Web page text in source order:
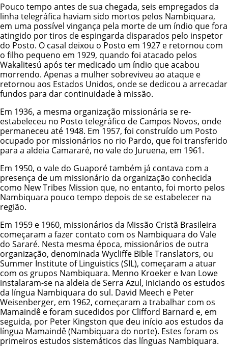
Pouco tempo antes de sua chegada, seis empregados da
linha telegráfica haviam sido mortos pelos Nambiquara,
em uma possível vingança pela morte de um índio que fora
atingido por tiros de espingarda disparados pelo inspetor
do Posto. O casal deixou o Posto em 1927 e retornou com
o filho pequeno em 1929, quando foi atacado pelos
Wakalitesú após ter medicado um índio que acabou
morrendo. Apenas a mulher sobreviveu ao ataque e
retornou aos Estados Unidos, onde se dedicou a arrecadar
fundos para dar continuidade à missão.
Em 1936, a mesma organização missionária se re-
estabeleceu no Posto telegráfico de Campos Novos, onde
permaneceu até 1948. Em 1957, foi construído um Posto
ocupado por missionários no rio Pardo, que foi transferido
para a aldeia Camararé, no vale do Juruena, em 1961.
Em 1950, o vale do Guaporé também já contava com a
presença de um missionário da organização conhecida
como New Tribes Mission que, no entanto, foi morto pelos
Nambiquara pouco tempo depois de se estabelecer na
região.
Em 1959 e 1960, missionários da Missão Cristã Brasileira
começaram a fazer contato com os Nambiquara do Vale
do Sararé. Nesta mesma época, missionários de outra
organização, denominada Wycliffe Bible Translators, ou
Summer Institute of Linguistics (SIL), começaram a atuar
com os grupos Nambiquara. Menno Kroeker e Ivan Lowe
instalaram-se na aldeia de Serra Azul, iniciando os estudos
da língua Nambiquara do sul. David Meech e Peter
Weisenberger, em 1962, começaram a trabalhar com os
Mamaindê e foram sucedidos por Clifford Barnard e, em
seguida, por Peter Kingston que deu início aos estudos da
língua Mamaindê (Nambiquara do norte). Estes foram os
primeiros estudos sistemáticos das línguas Nambiquara.